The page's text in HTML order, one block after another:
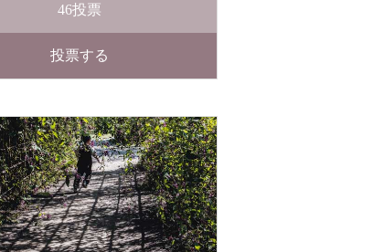
46投票
投票する